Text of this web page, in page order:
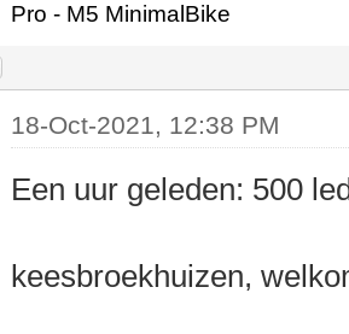
Pro - M5 MinimalBike
18-Oct-2021, 12:38 PM
Een uur geleden: 500
keesbroekhuizen,